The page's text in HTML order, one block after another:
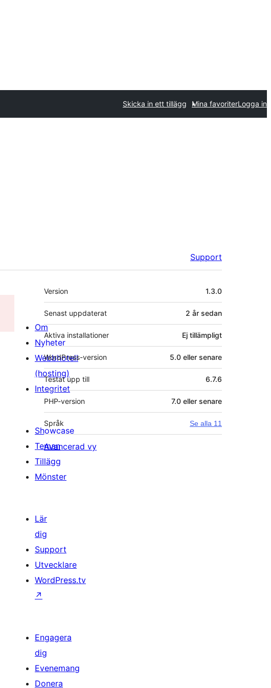
Skicka in ett tillägg Mina favoriterLogga in
Support
Meta
Version 1.3.0
Senast uppdaterat 2 år sedan
Aktiva installationer Ej tillämpligt
WordPress-version 5.0 eller senare
Testat upp till 6.7.6
PHP-version 7.0 eller senare
Språk Se alla 11
Avancerad vy
Om
Nyheter
Webbhotell
(hosting)
Integritet
Showcase
Teman
Tillägg
Mönster
Lär
dig
Support
Utvecklare
WordPress.tv
↗
Engagera
dig
Evenemang
Donera